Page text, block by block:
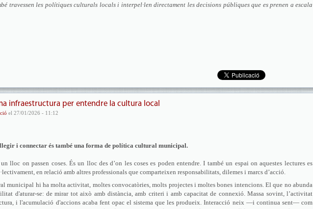
travessen les polítiques culturals locals i interpel·len directament les decisions públiques que es prenen a escala
infraestructura per entendre la cultura local
el 27/01/2026 - 11:12
llegir i connectar és també una forma de política cultural municipal.
lloc on passen coses. És un lloc des d’on les coses es poden entendre. I també un espai on aquestes lectures es
en relació amb altres professionals que comparteixen responsabilitats, dilemes i marcs d’acció.
municipal hi ha molta activitat, moltes convocatòries, molts projectes i moltes bones intencions. El que no abunda
d'aturar-se: de mirar tot això amb distància, amb criteri i amb capacitat de connexió. Massa sovint, l’activitat
i l'acumulació d'accions acaba fent opac el sistema que les produeix. Interacció neix —i continua sent— com